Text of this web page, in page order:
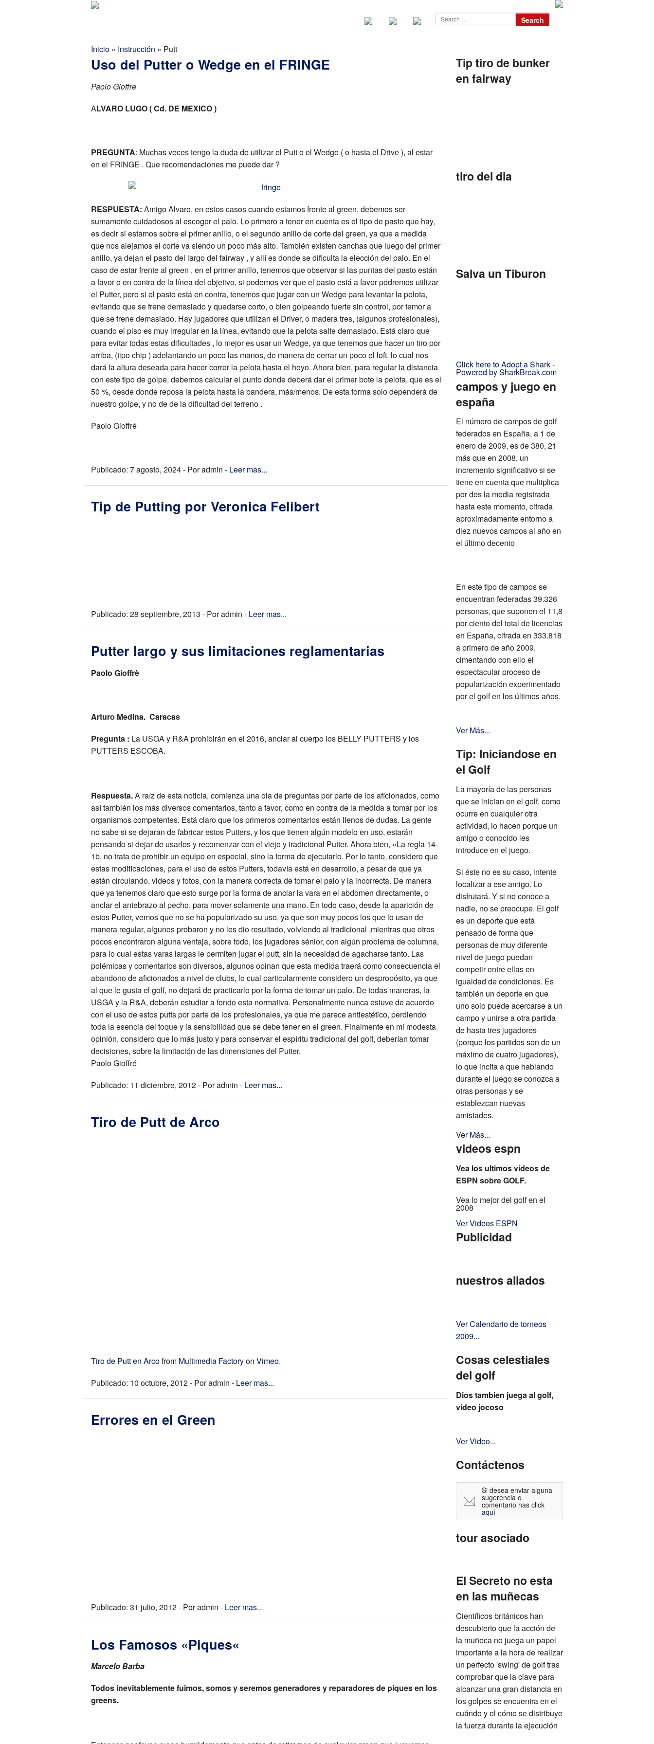
Inicio » Instrucción » Putt
Uso del Putter o Wedge en el FRINGE
Paolo Gioffre
ALVARO LUGO ( Cd. DE MEXICO )
PREGUNTA: Muchas veces tengo la duda de utilizar el Putt o el Wedge ( o hasta el Drive ), al estar
en el FRINGE . Que recomendaciones me puede dar ?
RESPUESTA: Amigo Alvaro, en estos casos cuando estamos frente al green, debemos ser
sumamente cuidadosos al escoger el palo. Lo primero a tener en cuenta es el tipo de pasto que hay,
es decir si estamos sobre el primer anillo, o el segundo anillo de corte del green, ya que a medida
que nos alejamos el corte va siendo un poco más alto. También existen canchas que luego del primer
anillo, ya dejan el pasto del largo del fairway , y allí es donde se dificulta la elección del palo. En el
caso de estar frente al green , en el primer anillo, tenemos que observar si las puntas del pasto están
a favor o en contra de la línea del objetivo, si podemos ver que el pasto está a favor podremos utilizar
el Putter, pero si el pasto está en contra, tenemos que jugar con un Wedge para levantar la pelota,
evitando que se frene demasiado y quedarse corto, o bien golpeando fuerte sin control, por temor a
que se frene demasiado. Hay jugadores que utilizan el Driver, o madera tres, (algunos profesionales),
cuando el piso es muy irregular en la línea, evitando que la pelota salte demasiado. Está claro que
para evitar todas estas dificultades , lo mejor es usar un Wedge, ya que tenemos que hacer un tiro por
arriba, (tipo chip ) adelantando un poco las manos, de manera de cerrar un poco el loft, lo cual nos
dará la altura deseada para hacer correr la pelota hasta el hoyo. Ahora bien, para regular la distancia
con este tipo de golpe, debemos calcular el punto donde deberá dar el primer bote la pelota, que es el
50 %, desde donde reposa la pelota hasta la bandera, más/menos. De esta forma solo dependerá de
nuestro golpe, y no de de la dificultad del terreno .
Paolo Gioffré
Publicado: 7 agosto, 2024 - Por admin - Leer mas...
Tip de Putting por Veronica Felibert
Publicado: 28 septiembre, 2013 - Por admin - Leer mas...
Putter largo y sus limitaciones reglamentarias
Paolo Gioffrè
Arturo Medina. Caracas
Pregunta : La USGA y R&A prohibirán en el 2016, anclar al cuerpo los BELLY PUTTERS y los
PUTTERS ESCOBA.
Respuesta.A raíz de esta noticia, comienza una ola de preguntas por parte de los aficionados, como
así también los más diversos comentarios, tanto a favor, como en contra de la medida a tomar por los
organismos competentes. Está claro que los primeros comentarios están llenos de dudas. La gente
no sabe si se dejaran de fabricar estos Putters, y los que tienen algún modelo en uso, estarán
pensando si dejar de usarlos y recomenzar con el viejo y tradicional Putter. Ahora bien, «La regla 14-
1b, no trata de prohibir un equipo en especial, sino la forma de ejecutarlo. Por lo tanto, considero que
estas modificaciones, para el uso de estos Putters, todavía está en desarrollo, a pesar de que ya
están circulando, videos y fotos, con la manera correcta de tomar el palo y la incorrecta. De manera
que ya tenemos claro que esto surge por la forma de anclar la vara en el abdomen directamente, o
anclar el antebrazo al pecho, para mover solamente una mano. En todo caso, desde la aparición de
estos Putter, vemos que no se ha popularizado su uso, ya que son muy pocos los que lo usan de
manera regular, algunos probaron y no les dio resultado, volviendo al tradicional ,mientras que otros
pocos encontraron alguna ventaja, sobre todo, los jugadores sénior, con algún problema de columna,
para lo cual estas varas largas le permiten jugar el putt, sin la necesidad de agacharse tanto. Las
polémicas y comentarios son diversos, algunos opinan que esta medida traerá como consecuencia el
abandono de aficionados a nivel de clubs, lo cual particularmente considero un despropósito, ya que
al que le gusta el golf, no dejará de practicarlo por la forma de tomar un palo. De todas maneras, la
USGA y la R&A, deberán estudiar a fondo esta normativa. Personalmente nunca estuve de acuerdo
con el uso de estos putts por parte de los profesionales, ya que me parece antiestético, perdiendo
toda la esencia del toque y la sensibilidad que se debe tener en el green. Finalmente en mi modesta
opinión, considero que lo más justo y para conservar el espíritu tradicional del golf, deberían tomar
decisiones, sobre la limitación de las dimensiones del Putter.
Paolo Gioffré
Publicado: 11 diciembre, 2012 - Por admin - Leer mas...
Tiro de Putt de Arco
Tiro de Putt en Arcofrom Multimedia Factoryon Vimeo.
Publicado: 10 octubre, 2012 - Por admin - Leer mas...
Errores en el Green
Publicado: 31 julio, 2012 - Por admin - Leer mas...
Los Famosos «Piques«
Marcelo Barba
Todos inevitablemente fuimos, somos y seremos generadores y reparadores de piques en los
greens.
Tip tiro de bunker
en fairway
tiro del dia
Salva un Tiburon
Click here to Adopt a Shark-
Powered by SharkBreak.com
campos y juego en
españa
El número de campos de golf
federados en España, a 1 de
enero de 2009, es de 380, 21
más que en 2008, un
incremento significativo si se
tiene en cuenta que multiplica
por dos la media registrada
hasta este momento, cifrada
aproximadamente entorno a
diez nuevos campos al año en
el último decenio
En este tipo de campos se
encuentran federadas 39.326
personas, que suponen el 11,8
por ciento del total de licencias
en España, cifrada en 333.818
a primero de año 2009,
cimentando con ello el
espectacular proceso de
popularización experimentado
por el golf en los últimos años.
Ver Más...
Tip: Iniciandose en
el Golf
La mayoría de las personas
que se inician en el golf, como
ocurre en cualquier otra
actividad, lo hacen porque un
amigo o conocido les
introduce en el juego.
Si éste no es su caso, intente
localizar a ese amigo. Lo
disfrutará. Y si no conoce a
nadie, no se preocupe. El golf
es un deporte que está
pensado de forma que
personas de muy diferente
nivel de juego puedan
competir entre ellas en
igualdad de condiciones. Es
también un deporte en que
uno solo puede acercarse a un
campo y unirse a otra partida
de hasta tres jugadores
(porque los partidos son de un
máximo de cuatro jugadores),
lo que incita a que hablando
durante el juego se conozca a
otras personas y se
establezcan nuevas
amistades.
Ver Más...
videos espn
Vea los ultimos videos de
ESPN sobre GOLF.
Vea lo mejor del golf en el
2008
Ver Videos ESPN
Publicidad
nuestros aliados
Ver Calendario de torneos
2009...
Cosas celestiales
del golf
Dios tambien juega al golf,
video jocoso
Ver Video...
Contáctenos
Si desea enviar alguna
sugerencia o
comentario has click
aquí
tour asociado
El Secreto no esta
en las muñecas
Científicos británicos han
descubierto que la acción de
la muñeca no juega un papel
importante a la hora de realizar
un perfecto 'swing' de golf tras
comprobar que la clave para
alcanzar una gran distancia en
los golpes se encuentra en el
cuándo y el cómo se distribuye
la fuerza durante la ejecución